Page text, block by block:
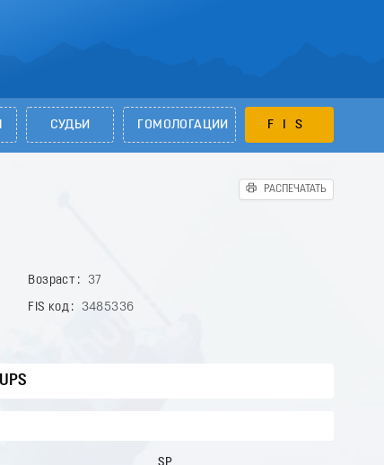
СУДЬИ ГОМОЛОГАЦИИ FIS
РАСПЕЧАТАТЬ
Возраст
37
FIS код
3485336